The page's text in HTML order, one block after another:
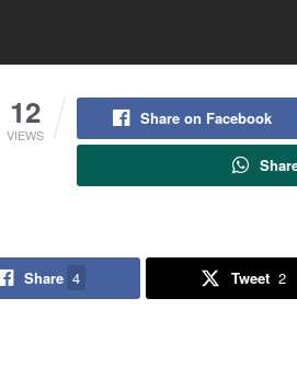
12
VIEWS
Share on Facebook
Share 4 Tweet 2